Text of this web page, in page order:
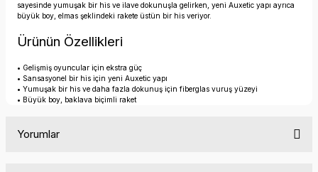
sayesinde yumuşak bir his ve ilave dokunuşla gelirken, yeni Auxetic yapı ayrıca
büyük boy, elmas şeklindeki rakete üstün bir his veriyor.
Ürünün Özellikleri
• Gelişmiş oyuncular için ekstra güç
• Sansasyonel bir his için yeni Auxetic yapı
• Yumuşak bir his ve daha fazla dokunuş için fiberglas vuruş yüzeyi
• Büyük boy, baklava biçimli raket
Yorumlar